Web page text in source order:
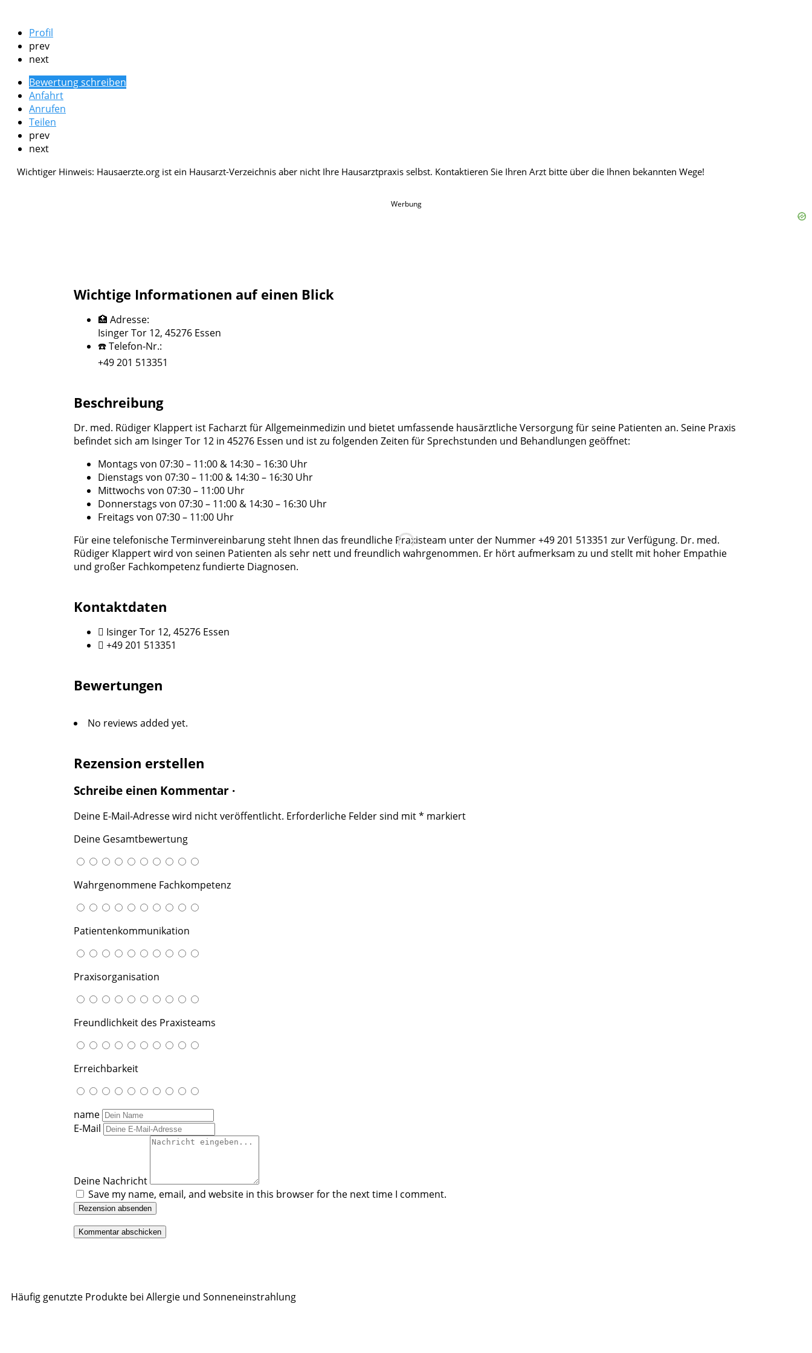
Profil
prev
next
Bewertung schreiben
Anfahrt
Anrufen
Teilen
prev
next
Werbung
Wichtige Informationen auf einen Blick
🏥 Adresse:
Isinger Tor 12, 45276 Essen
☎️ Telefon-Nr.:
+49 201 513351
Beschreibung
Dr. med. Rüdiger Klappert ist Facharzt für Allgemeinmedizin und bietet umfassende hausärztliche Versorgung für seine Patienten an. Seine Praxis
befindet sich am Isinger Tor 12 in 45276 Essen und ist zu folgenden Zeiten für Sprechstunden und Behandlungen geöffnet:
Montags von 07:30 – 11:00 & 14:30 – 16:30 Uhr
Dienstags von 07:30 – 11:00 & 14:30 – 16:30 Uhr
Mittwochs von 07:30 – 11:00 Uhr
Donnerstags von 07:30 – 11:00 & 14:30 – 16:30 Uhr
Freitags von 07:30 – 11:00 Uhr
Für eine telefonische Terminvereinbarung steht Ihnen das freundliche Praxisteam unter der Nummer +49 201 513351 zur Verfügung. Dr. med.
Rüdiger Klappert wird von seinen Patienten als sehr nett und freundlich wahrgenommen. Er hört aufmerksam zu und stellt mit hoher Empathie
und großer Fachkompetenz fundierte Diagnosen.
Kontaktdaten
Isinger Tor 12, 45276 Essen
+49 201 513351
Bewertungen
No reviews added yet.
Rezension erstellen
Schreibe einen Kommentar ·
Deine E-Mail-Adresse wird nicht veröffentlicht. Erforderliche Felder sind mit* markiert
Deine Gesamtbewertung
Wahrgenommene Fachkompetenz
Patientenkommunikation
Praxisorganisation
Freundlichkeit des Praxisteams
Erreichbarkeit
name
E-Mail
Deine Nachricht
Save my name, email, and website in this browser for the next time I comment.
Rezension absenden
Häufig genutzte Produkte bei Allergie und Sonneneinstrahlung